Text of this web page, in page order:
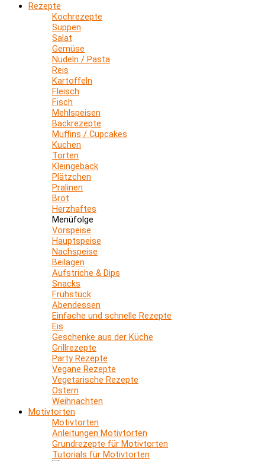
Rezepte
Kochrezepte
Suppen
Salat
Gemüse
Nudeln / Pasta
Reis
Kartoffeln
Fleisch
Fisch
Mehlspeisen
Backrezepte
Muffins / Cupcakes
Kuchen
Torten
Kleingebäck
Plätzchen
Pralinen
Brot
Herzhaftes
Menüfolge
Vorspeise
Hauptspeise
Nachspeise
Beilagen
Aufstriche & Dips
Snacks
Frühstück
Abendessen
Einfache und schnelle Rezepte
Eis
Geschenke aus der Küche
Grillrezepte
Party Rezepte
Vegane Rezepte
Vegetarische Rezepte
Ostern
Weihnachten
Motivtorten
Motivtorten
Anleitungen Motivtorten
Grundrezepte für Motivtorten
Tutorials für Motivtorten